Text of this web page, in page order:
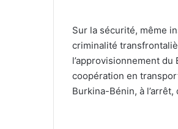
‎Sur la sécurité, même
criminalité
l’approvisionnement
coopération en
Burkina-Bénin, à